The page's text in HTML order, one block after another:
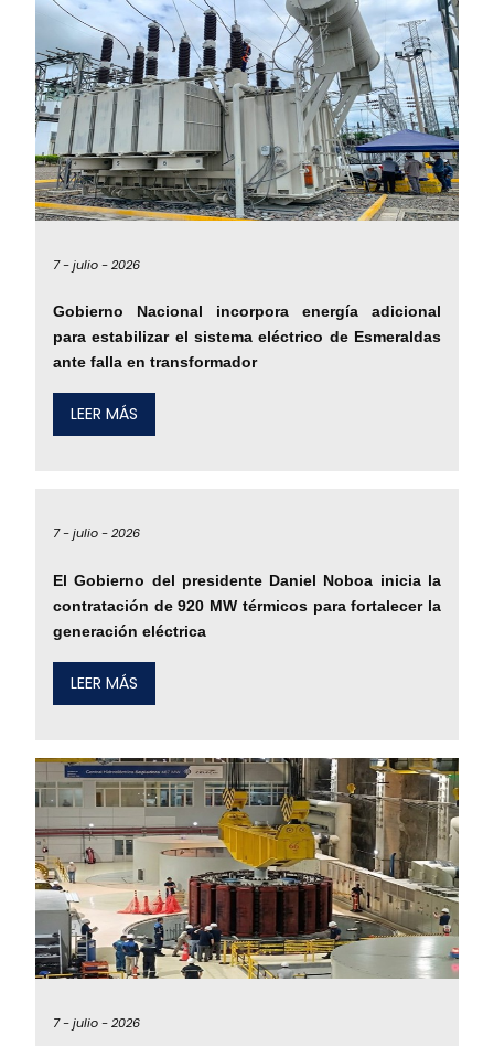
7 -julio -2026
Gobierno Nacional incorpora energía adicional
para estabilizar el sistema eléctrico de Esmeraldas
ante falla en transformador
LEER MÁS
7 -julio -2026
El Gobierno del presidente Daniel Noboa inicia la
contratación de 920 MW térmicos para fortalecer la
generación eléctrica
LEER MÁS
7 -julio -2026